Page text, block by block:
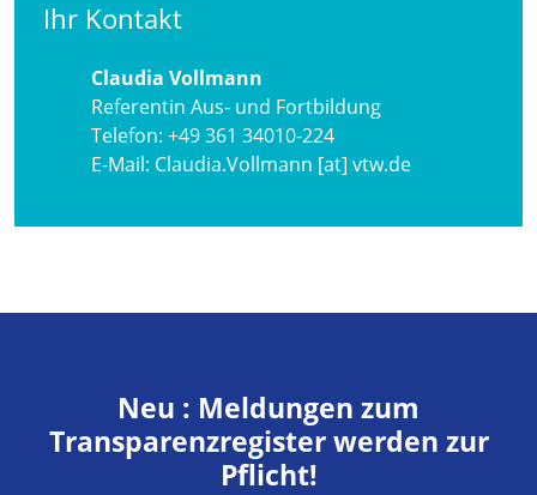
Ihr Kontakt
Claudia Vollmann
Referentin Aus- und Fortbildung
Telefon: +49 361 34010-224
E-Mail: Claudia.Vollmann [at] vtw.de
Neu : Meldungen zum
Transparenzregister werden zur
Pflicht!